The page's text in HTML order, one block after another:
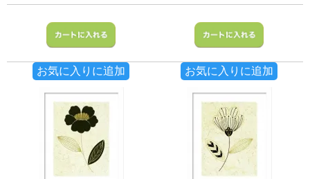
お気に入りに追加 お気に入りに追加